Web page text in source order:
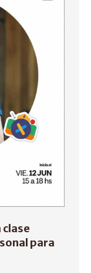
para